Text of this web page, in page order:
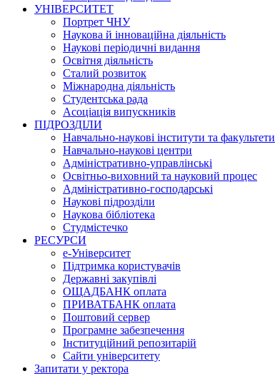
УНІВЕРСИТЕТ
Портрет ЧНУ
Наукова й інноваційна діяльність
Наукові періодичні видання
Освітня діяльність
Сталий розвиток
Міжнародна діяльність
Студентська рада
Асоціація випускників
ПІДРОЗДІЛИ
Навчально-наукові інститути та факультети
Навчально-наукові центри
Адміністративно-управлінські
Освітньо-виховний та науковий процес
Адміністративно-господарські
Наукові підрозділи
Наукова бібліотека
Студмістечко
РЕСУРСИ
е-Університет
Підтримка користувачів
Державні закупівлі
ОЩАДБАНК оплата
ПРИВАТБАНК оплата
Поштовий сервер
Програмне забезпечення
Інституційний репозитарій
Сайти університету
Запитати у ректора